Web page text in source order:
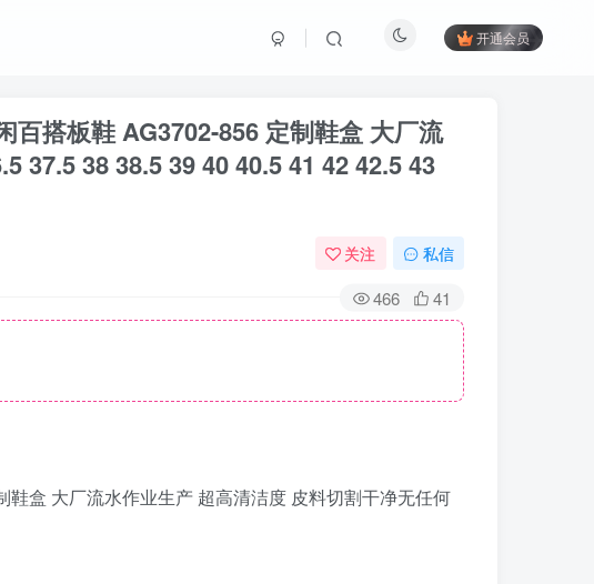
开通会员
百搭板鞋 AG3702-856 定制鞋盒 大厂流
37.5 38 38.5 39 40 40.5 41 42 42.5 43
关注 私信
466 41
盒 大厂流水作业生产 超高清洁度 皮料切割干净无任何